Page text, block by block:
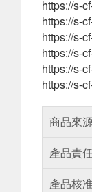
https://s-
https://s-
https://s-
https://s-
https://s-
https://s-
商品來
產品責
產品核